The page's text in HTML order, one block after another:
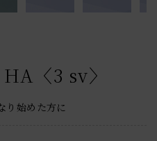
〈3 sv〉
り始めた方に